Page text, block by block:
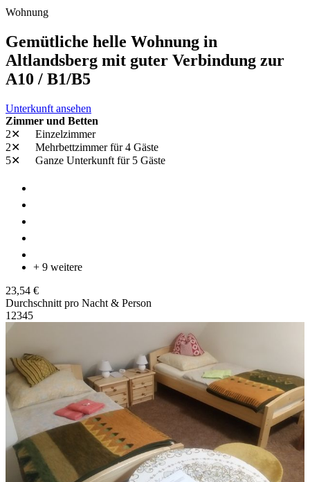
Wohnung
Gemütliche helle Wohnung in
Altlandsberg mit guter Verbindung zur
A10 / B1/B5
Unterkunft ansehen
Zimmer und Betten
2✕
Einzelzimmer
2✕
Mehrbettzimmerfür 4 Gäste
5✕
Ganze Unterkunft für 5 Gäste
+ 9 weitere
23,54 €
Durchschnitt pro Nacht & Person
1 2345